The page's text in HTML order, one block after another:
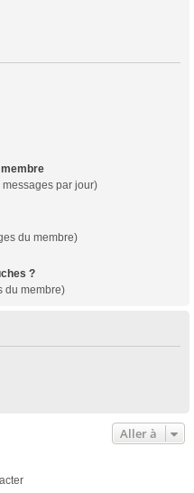
par jour)
du membre)
?
du membre)
Aller à